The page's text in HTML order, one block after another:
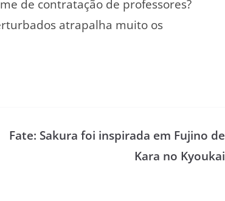
de contratação de professores?
atrapalha muito os
Fate: Sakura foi inspirada em Fujino de
Kara no Kyoukai